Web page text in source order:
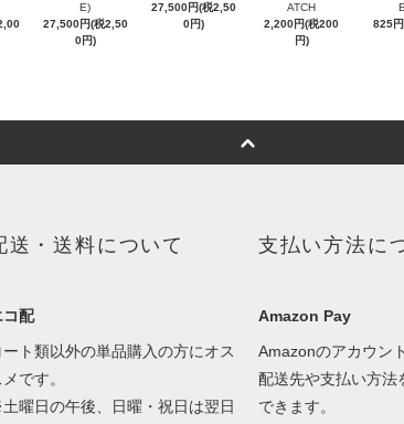
E)
27,500円(税2,50
0円)
27,500円(税2,50
0円)
ATCH
2,200円(税200
円)
825
送・送料について
コ配
ート類以外の単品購入の方にオス
です。
曜日の午後、日曜・祝日は翌日
支払い方法に
Amazon Pay
Amazonのアカウン
配送先や支払い方法
できます。